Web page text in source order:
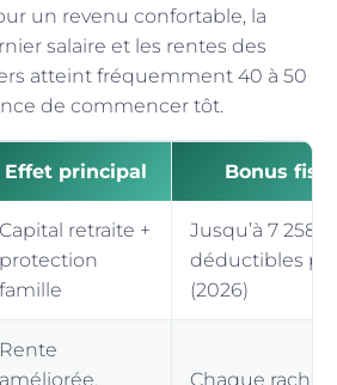
un revenu confortable, la
salaire et les rentes des
atteint fréquemment 40 à 50
de commencer tôt.
Effet principal Bonus
Capital retraite +
protection
famille
Jusqu’à 7 258
déductibles
(2026)
Rente
améliorée,
Chaque rachat